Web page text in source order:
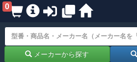
0
メーカーから探す